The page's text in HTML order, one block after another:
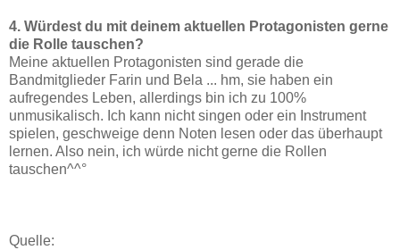
4. Würdest du mit deinem aktuellen Protagonisten gerne
die Rolle tauschen?
Meine aktuellen Protagonisten sind gerade die
Bandmitglieder Farin und Bela ... hm, sie haben ein
aufregendes Leben, allerdings bin ich zu 100%
unmusikalisch. Ich kann nicht singen oder ein Instrument
spielen, geschweige denn Noten lesen oder das überhaupt
lernen. Also nein, ich würde nicht gerne die Rollen
tauschen^^°
Quelle: